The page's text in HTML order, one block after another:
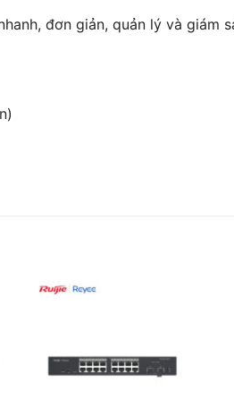
đơn giản, quản lý và giám